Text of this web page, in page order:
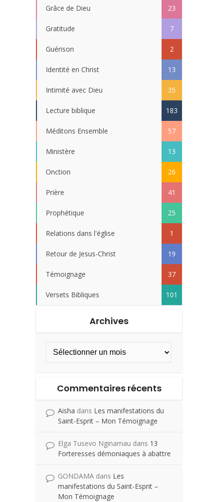
Grâce de Dieu 23
Gratitude 7
Guérison 2
Identité en Christ 13
Intimité avec Dieu 35
Lecture biblique 183
Méditons Ensemble 57
Ministère 13
Onction 26
Prière 41
Prophétique 25
Relations dans l'église 1
Retour de Jesus-Christ 19
Témoignage 37
Versets Bibliques 101
Archives
Commentaires récents
Aisha dans Les manifestations du
Saint-Esprit – Mon Témoignage
Elga Tusevo Nginamau dans 13
Forteresses démoniaques à abattre
GONDAMA dans Les
manifestations du Saint-Esprit –
Mon Témoignage